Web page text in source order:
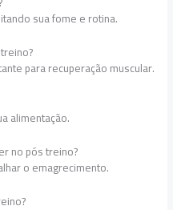
sua fome e rotina.
para recuperação muscular.
alimentação.
no pós treino?
o emagrecimento.